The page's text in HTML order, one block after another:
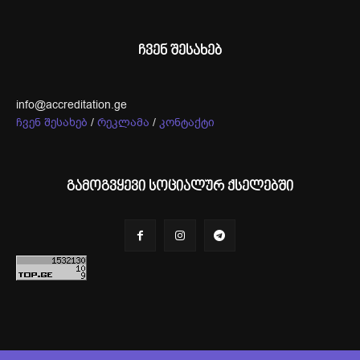
ჩვენ შესახებ
info@accreditation.ge
ჩვენ შესახებ / რეკლამა / კონტაქტი
გამოგვყევი სოციალურ ქსელებში